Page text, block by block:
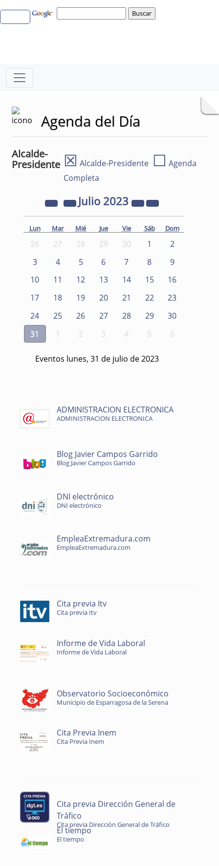
Agenda del Día
Alcalde-
Presidente ☒ Alcalde-Presidente ☐ Agenda
Completa
Julio 2023
Lun Mar Mié Jue Vie Sáb Dom
26 27 28 29 30 1
2
3
4 5 6 7 8
9
10
11 12 13 14 15
16
17
18 19 20 21 22
23
24
25 26 27 28 29
30
31
1 2 3 4 5 6
Eventos lunes, 31 de julio de 2023
ADMINISTRACION ELECTRONICA
ADMINISTRACION ELECTRONICA
Blog Javier Campos Garrido
Blog Javier Campos Garrido
DNI electrónico
DNI electrónico
EmpleaExtremadura.com
EmpleaExtremadura.com
Cita previa Itv
Cita previa Itv
Informe de Vida Laboral
Informe de Vida Laboral
Observatorio Socioeconómico
Municipio de Esparragosa de la Serena
Cita Previa Inem
Cita Previa Inem
Cita previa Dirección General de
Tráfico
Cita previa Dirección General de Tráfico
El tiempo
El tiempo